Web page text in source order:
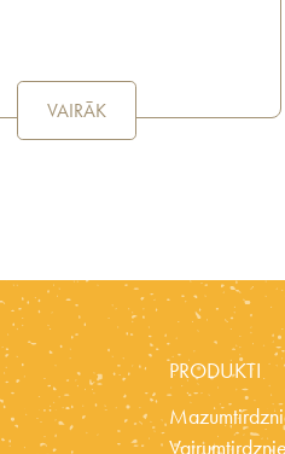
VAIRĀK
PRODUKTI